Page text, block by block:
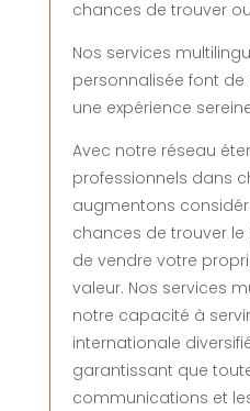
chances de trouver
Nos services
personnalisée font
une expérience
Avec notre réseau
professionnels dans
augmentons
chances de trouver
de vendre votre
valeur. Nos services
notre capacité à
internationale
garantissant que
communications et